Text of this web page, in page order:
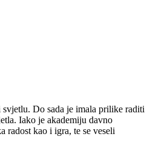
Do sada je imala prilike raditi
Iako je akademiju davno
kao i igra, te se veseli